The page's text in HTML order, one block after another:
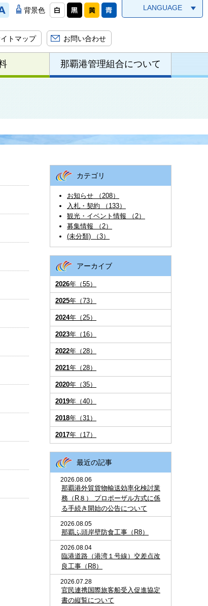
背景色 LANGUAGE
トマップ お問い合わせ
那覇港管理組合について
カテゴリ
お知らせ （208）
入札・契約 （133）
観光・イベント情報 （2）
募集情報 （2）
(未分類) （3）
アーカイブ
2026年（55）
2025年（73）
2024年（25）
2023年（16）
2022年（28）
2021年（28）
2020年（35）
2019年（40）
2018年（31）
2017年（17）
最近の記事
2026.08.06
那覇港外貿貨物輸送効率化検討業
務（R８） プロポーザル方式に係
る手続き開始の公告について
2026.08.05
那覇ふ頭岸壁防食工事（R8）
2026.08.04
臨港道路（港湾１号線）交差点改
良工事（R8）
2026.07.28
官民連携国際旅客船受入促進協定
書の縦覧について